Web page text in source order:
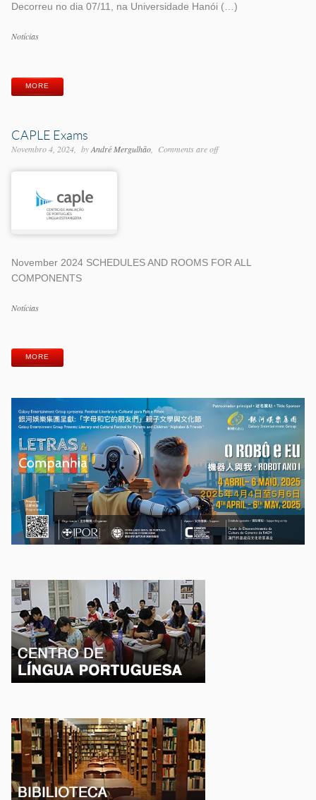
Decorreu no dia 07/11, na Universidade Hanói (…)
Categorias
Notícias
MORE
CAPLE Exams
Novembro 4, 2024 byAndré Mergulhão Comments are off
November 2024 SCHEDULES AND ROOMS FOR ALL
COMPONENTS
Categorias
Notícias
MORE